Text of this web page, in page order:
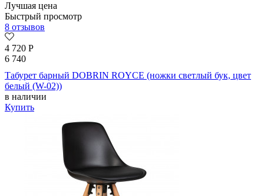
Лучшая цена
Быстрый просмотр
8 отзывов
4 720 Р
6 740
Табурет барный DOBRIN ROYCE (ножки светлый бук, цвет
белый (W-02))
в наличии
Купить